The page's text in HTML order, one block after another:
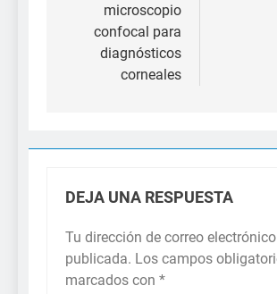
microscopio
confocal para
diagnósticos
corneales
DEJA UNA RESPUESTA
Tu dirección de correo
publicada. Los campos
marcados con *